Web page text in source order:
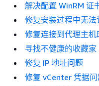
解决配置 WinRM 证
修复安装过程中无法
修复连接到代理主
寻找不健康的收藏家
修复 IP 地址问题
修复 vCenter 凭据